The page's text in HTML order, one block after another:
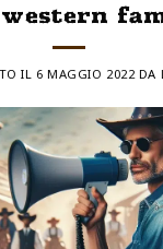
IL 6 MAGGIO 2022 DA